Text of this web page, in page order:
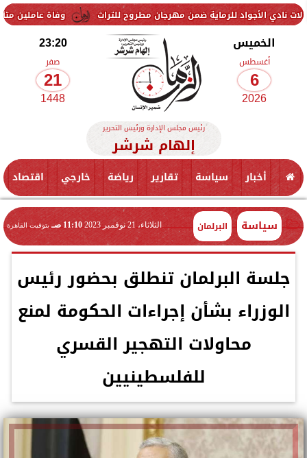
وفاة عاملين متأثرين للرماية ضمن مهرجان مطروح للتراث
الخميس
أغسطس
6
2026
23:20
صفر
21
1448
رئيس مجلس الإدارة ورئيس التحرير
إلهام شرشر
أخبار سياسة تقارير رياضة خارجي اقتصاد
سياسة البرلمان الثلاثاء، 21 نوفمبر 2023 11:10 صـ بتوقيت القاهرة
جلسة البرلمان تنطلق بحضور رئيس
الوزراء بشأن إجراءات الحكومة لمنع
محاولات التهجير القسري
للفلسطينيين